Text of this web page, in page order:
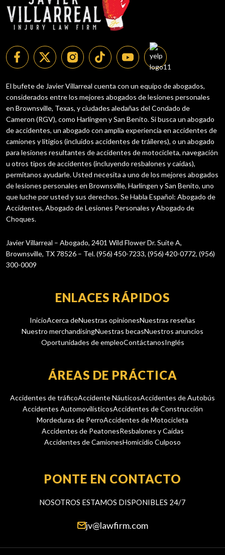
El bufete de Javier Villarreal cuenta con un equipo de abogados,
considerados entre los mejores abogados de lesiones personales
en Brownsville, Texas, y ciudades aledañas del Condado de
Cameron (RGV), como Harlingen y San Benito. Si busca un abogado
de accidentes, un abogado con amplia experiencia en accidentes de
camiones y litigios (incluidos accidentes de tráileres), o un abogado
para lesiones resultantes de accidentes de motocicleta, navegación
u otros tipos de accidentes (incluyendo resbalones y caídas),
permítanos ayudarle. Usted necesita a uno de los mejores abogados
de lesiones personales en Brownsville, Harlingen y San Benito, uno
que luche por usted y sus derechos. Se Habla Español: Abogado de
Accidentes, Abogado de Lesiones Personales y Abogado de
Choques.
Javier Villarreal – Abogado, 2401 Wild Flower Dr. Suite A,
Brownsville, TX 78526 – Tel. (956) 450-7233, (956) 420-0772, (956)
300-0009
ENLACES RÁPIDOS
InicioAcerca deNuestras opinionesNuestras reseñas
Nuestro merchandisingNuestras becasNuestros anuncios
Oportunidades de empleoContáctanosInglés
ÁREAS DE PRÁCTICA
Accidentes de tráficoAccidente NáuticosAccidentes de Autobús
Accidentes AutomovilísticosAccidentes de Construcción
Mordeduras de PerroAccidentes de Motocicleta
Accidentes de PeatonesResbalones y Caídas
Accidentes de CamionesHomicidio Culposo
PONTE EN CONTACTO
NOSOTROS ESTAMOS DISPONIBLES 24/7
jv@lawfirm.com